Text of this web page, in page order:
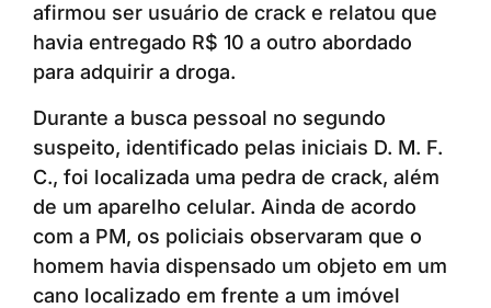
afirmou ser usuário de crack e relatou que
havia entregado R$ 10 a outro abordado
para adquirir a droga.
Durante a busca pessoal no segundo
suspeito, identificado pelas iniciais D. M. F.
C., foi localizada uma pedra de crack, além
de um aparelho celular. Ainda de acordo
com a PM, os policiais observaram que o
homem havia dispensado um objeto em um
cano localizado em frente a um imóvel